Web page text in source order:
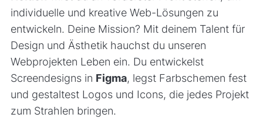
individuelle und kreative Web-Lösungen zu
entwickeln. Deine Mission? Mit deinem Talent für
Design und Ästhetik hauchst du unseren
Webprojekten Leben ein. Du entwickelst
Screendesigns in Figma, legst Farbschemen fest
und gestaltest Logos und Icons, die jedes Projekt
zum Strahlen bringen.